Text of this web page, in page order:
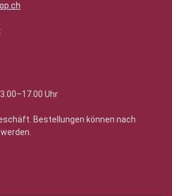
Uhr
Bestellungen können nach